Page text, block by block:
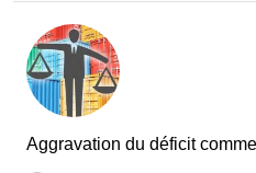
Aggravation du déficit